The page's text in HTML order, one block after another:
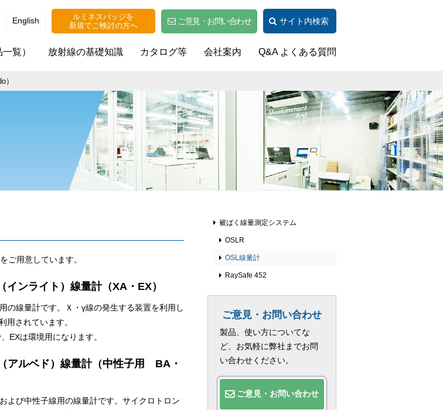
English
ルミネスバッジを
新規でご検討の方へ
ご意見・お問い合わせ サイト内検索
覧） 放射線の基礎知識 カタログ等 会社案内 Q&A よくある質問
）
ご用意しています。
インライト）線量計（XA・EX）
の線量計です。Ｘ・γ線の発生する装置を利用し
用されています。
EXは環境用になります。
アルベド）線量計（中性子用 BA・
よび中性子線用の線量計です。サイクロトロン
被ばく線量測定システム
OSLR
OSL線量計
RaySafe 452
ご意見・お問い合わせ
製品、使い方についてな
ど、お気軽に弊社までお問
い合わせください。
ご意見・お問い合わせ